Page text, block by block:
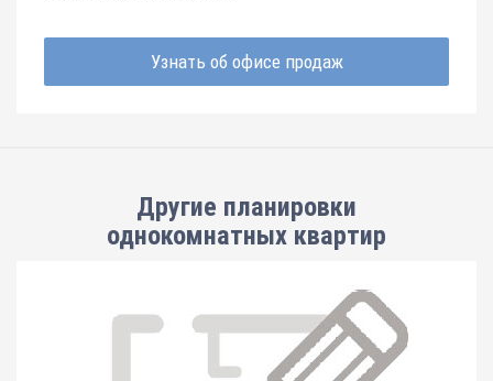
Узнать об офисе продаж
Другие планировки
однокомнатных квартир